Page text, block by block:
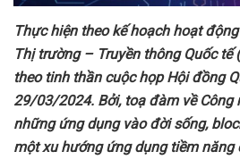
Thực hiện theo kế hoạch hoạt
Thị trường – Truyền thông Quốc tế
theo tinh thần cuộc họp Hội đồng
29/03/2024. Bởi, toạ đàm về Công
những ứng dụng vào đời sống, b
một xu hướng ứng dụng tiềm năng